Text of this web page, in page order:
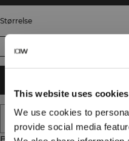
This website uses cookies
We use cookies to
provide social media
Størrelse
TILFØJ